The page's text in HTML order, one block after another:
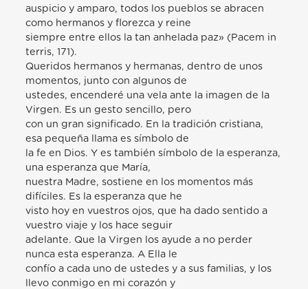
auspicio y amparo, todos los pueblos se abracen
como hermanos y florezca y reine
siempre entre ellos la tan anhelada paz» (Pacem in
terris, 171).
Queridos hermanos y hermanas, dentro de unos
momentos, junto con algunos de
ustedes, encenderé una vela ante la imagen de la
Virgen. Es un gesto sencillo, pero
con un gran significado. En la tradición cristiana,
esa pequeña llama es símbolo de
la fe en Dios. Y es también símbolo de la esperanza,
una esperanza que María,
nuestra Madre, sostiene en los momentos más
difíciles. Es la esperanza que he
visto hoy en vuestros ojos, que ha dado sentido a
vuestro viaje y los hace seguir
adelante. Que la Virgen los ayude a no perder
nunca esta esperanza. A Ella le
confío a cada uno de ustedes y a sus familias, y los
llevo conmigo en mi corazón y